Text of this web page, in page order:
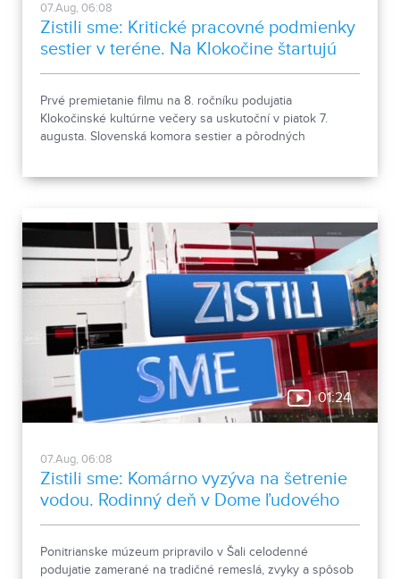
07.Aug, 06:08
Zistili sme: Kritické pracovné podmienky
sestier v teréne. Na Klokočine štartujú
kultúrne večery
Prvé premietanie filmu na 8. ročníku podujatia
Klokočinské kultúrne večery sa uskutoční v piatok 7.
augusta. Slovenská komora sestier a pôrodných
01:24
07.Aug, 06:08
Zistili sme: Komárno vyzýva na šetrenie
vodou. Rodinný deň v Dome ľudového
bývania a architektúry
Ponitrianske múzeum pripravilo v Šali celodenné
podujatie zamerané na tradičné remeslá, zvyky a spôsob